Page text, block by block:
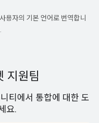
용자의 기본 언어로 번역합니
지원팀
티에서 통합에 대한 도
요.